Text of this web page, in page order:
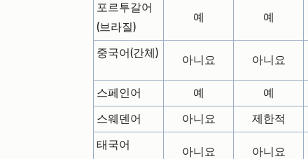
포르투갈어
(브라질)
예 예
중국어(간체)
아니요 아니요
스페인어 예 예
스웨덴어
아니요 제한적
태국어
아니요 아니요